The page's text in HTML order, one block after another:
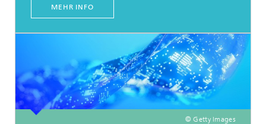
MEHR INFO
© Getty Images